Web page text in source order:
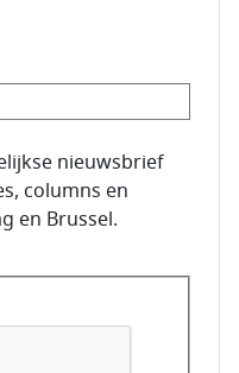
nieuwsbrief
columns en
en Brussel.